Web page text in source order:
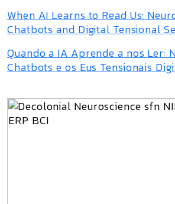
When AI Learns to Read Us:
Chatbots and Digital Tensional
Quando a IA Aprende a nos Ler:
Chatbots e os Eus Tensionais